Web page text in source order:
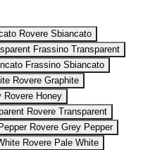
Rovere Sbiancato
Frassino Transparent
Frassino Sbiancato
Rovere Graphite
Rovere Honey
Rovere Transparent
Rovere Grey Pepper
Rovere Pale White